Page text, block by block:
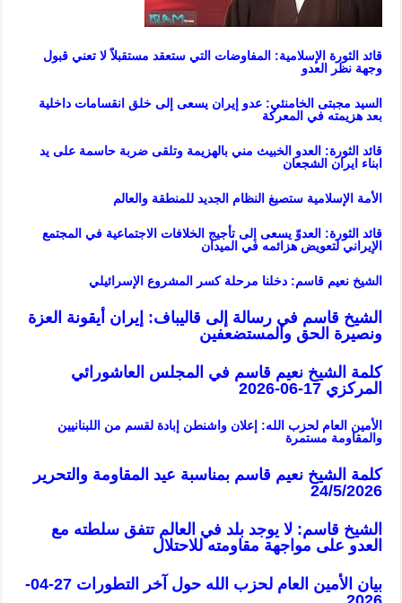
قائد الثورة الإسلامية: المفاوضات التي ستعقد مستقبلاً لا تعني قبول
وجهة نظر العدو
السيد مجبتى الخامنئي: عدو إيران يسعى إلى خلق انقسامات داخلية
بعد هزيمته في المعركة
قائد الثورة: العدو الخبيث مني بالهزيمة وتلقى ضربة حاسمة على يد
ابناء ايران الشجعان
الأمة الإسلامية ستصيغ النظام الجديد للمنطقة والعالم
قائد الثورة: العدوّ يسعى إلى تأجيج الخلافات الاجتماعية في المجتمع
الإيراني لتعويض هزائمه في الميدان
الشيخ نعيم قاسم: دخلنا مرحلة كسر المشروع الإسرائيلي
الشيخ قاسم في رسالة إلى قاليباف: إيران أيقونة العزة
ونصيرة الحق والمستضعفين
كلمة الشيخ نعيم قاسم في المجلس العاشورائي
المركزي 17-06-2026
الأمين العام لحزب الله: إعلان واشنطن إبادة لقسم من اللبنانيين
والمقاومة مستمرة
كلمة الشيخ نعيم قاسم بمناسبة عيد المقاومة والتحرير
24/5/2026
الشيخ قاسم: لا يوجد بلد في العالم تتفق سلطته مع
العدو على مواجهة مقاومته للاحتلال
بيان الأمين العام لحزب الله حول آخر التطورات 27-04-